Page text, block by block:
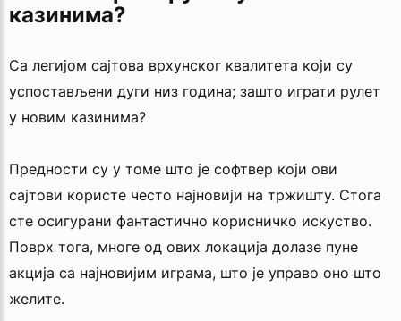
казинима?
Са легијом сајтова врхунског квалитета који су
успостављени дуги низ година; зашто играти рулет
у новим казинима?
Предности су у томе што је софтвер који ови
сајтови користе често најновији на тржишту. Стога
сте осигурани фантастично корисничко искуство.
Поврх тога, многе од ових локација долазе пуне
акција са најновијим играма, што је управо оно што
желите.